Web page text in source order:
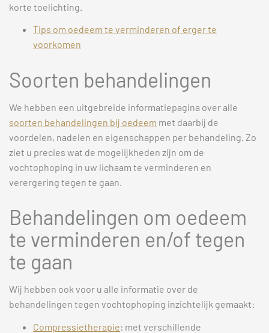
korte toelichting.
Tips om oedeem te verminderen of erger te
voorkomen
Soorten behandelingen
We hebben een uitgebreide informatiepagina over alle
soorten behandelingen bij oedeem met daarbij de
voordelen, nadelen en eigenschappen per behandeling. Zo
ziet u precies wat de mogelijkheden zijn om de
vochtophoping in uw lichaam te verminderen en
verergering tegen te gaan.
Behandelingen om oedeem
te verminderen en/of tegen
te gaan
Wij hebben ook voor u alle informatie over de
behandelingen tegen vochtophoping inzichtelijk gemaakt:
Compressietherapie: met verschillende